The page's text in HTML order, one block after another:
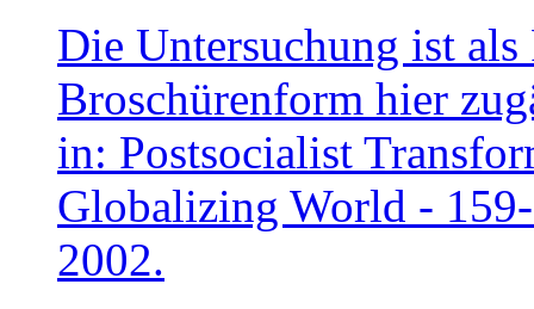
Die Untersuchung ist
Broschürenform hier
in: Postsocialist
Globalizing World -
2002.